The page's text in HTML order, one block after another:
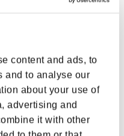
content and ads, to
and to analyse our
about your use of
advertising and
it with other